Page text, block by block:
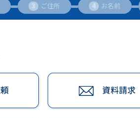
3 ご住所 4 お名前